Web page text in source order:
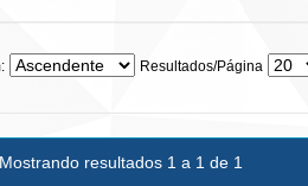
Resultados/Página
Mostrando resultados 1 a 1 de 1